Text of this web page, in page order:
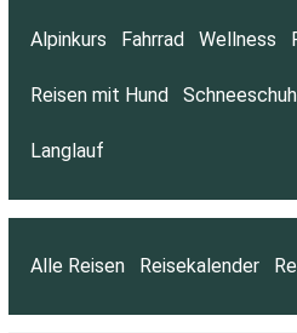
Alpinkurs Fahrrad Wellness
Reisen mit Hund Schneeschuh
Langlauf
Alle Reisen Reisekalender